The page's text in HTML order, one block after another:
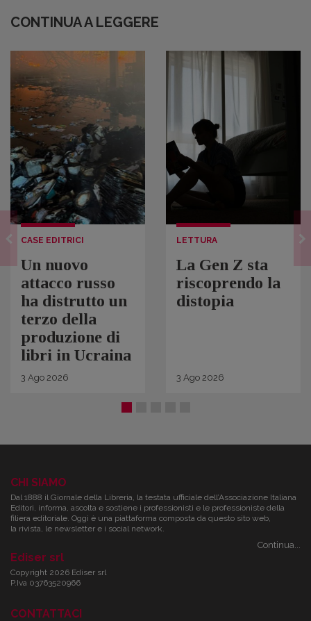
CONTINUA A LEGGERE
CASE EDITRICI
Un nuovo
attacco russo
ha distrutto un
terzo della
produzione di
libri in Ucraina
3 Ago 2026
LETTURA
La Gen Z sta
riscoprendo la
distopia
3 Ago 2026
CHI SIAMO
Dal 1888 il Giornale della Libreria, la testata ufficiale dell’Associazione Italiana
Editori, informa, ascolta e sostiene i professionisti e le professioniste della
filiera editoriale. Oggi è una piattaforma composta da questo sito web,
la rivista, le newsletter e i social network.
Continua...
Ediser srl
Copyright 2026 Ediser srl
P.Iva 03763520966
CONTATTACI